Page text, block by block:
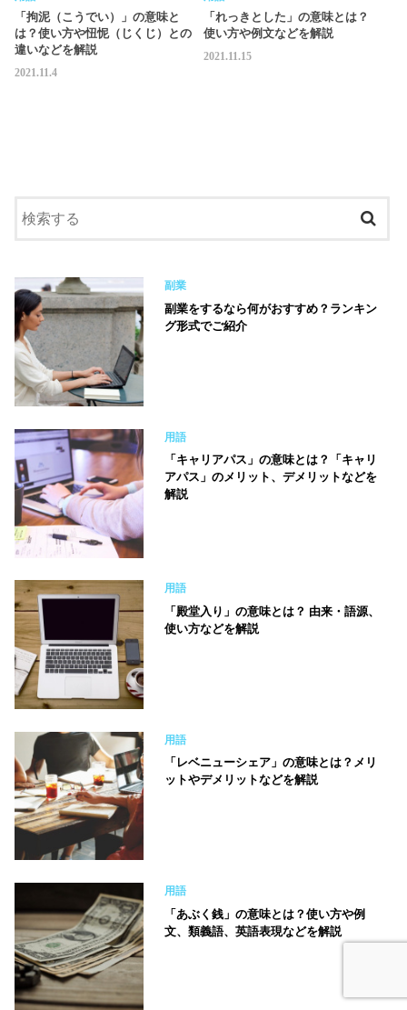
「拘泥（こうでい）」の意味と
は？使い方や忸怩（じくじ）との
違いなどを解説
2021.11.4
「れっきとした」の意味とは？
使い方や例文などを解説
2021.11.15
副業
副業をするなら何がおすすめ？ランキン
グ形式でご紹介
用語
「キャリアパス」の意味とは？「キャリ
アパス」のメリット、デメリットなどを
解説
用語
「殿堂入り」の意味とは？ 由来・語源、
使い方などを解説
用語
「レベニューシェア」の意味とは？メリ
ットやデメリットなどを解説
用語
「あぶく銭」の意味とは？使い方や例
文、類義語、英語表現などを解説